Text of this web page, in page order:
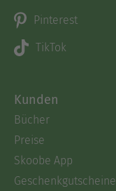
Pinterest
TikTok
Kunden
Bücher
Preise
Skoobe App
Geschenkgutscheine